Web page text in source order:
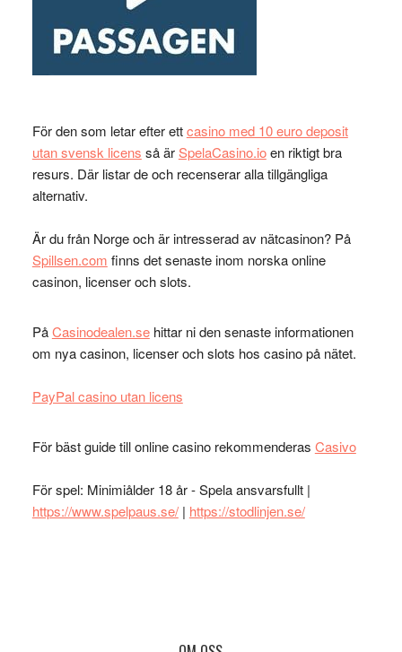
För den som letar efter ettcasino med 10 euro deposit
utan svensk licens så ärSpelaCasino.ioen riktigt bra
resurs. Där listar de och recenserar alla tillgängliga
alternativ.
Är du från Norge och är intresserad av nätcasinon? På
Spillsen.com finns det senaste inom norska online
casinon, licenser och slots.
PåCasinodealen.sehittar ni den senaste informationen
om nya casinon, licenser och slots hos casino på nätet.
PayPal casino utan licens
För bäst guide till online casino rekommenderas Casivo
För spel: Minimiålder 18 år - Spela ansvarsfullt |
https://www.spelpaus.se/| https://stodlinjen.se/